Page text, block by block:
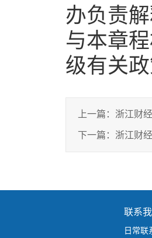
办负责
与本章
级有关
上一篇： 浙江财
下一篇： 浙江财
联系
日常联